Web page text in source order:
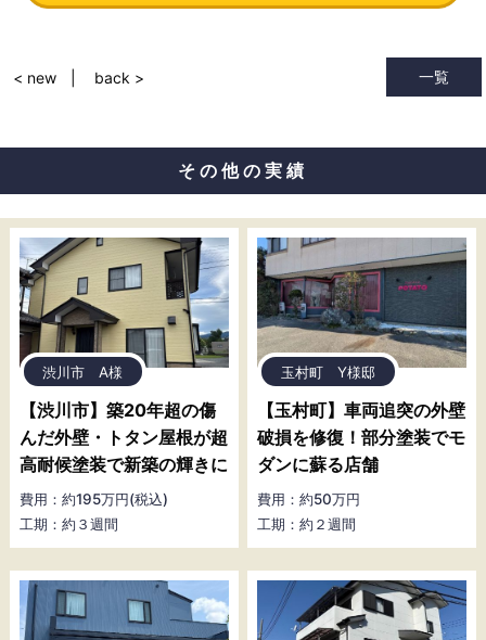
一覧
< new back >
その他の実績
渋川市 A様
【渋川市】築20年超の傷
んだ外壁・トタン屋根が超
高耐候塗装で新築の輝きに
費用：約195万円(税込)
工期：約３週間
玉村町 Y様邸
【玉村町】車両追突の外壁
破損を修復！部分塗装でモ
ダンに蘇る店舗
費用：約50万円
工期：約２週間